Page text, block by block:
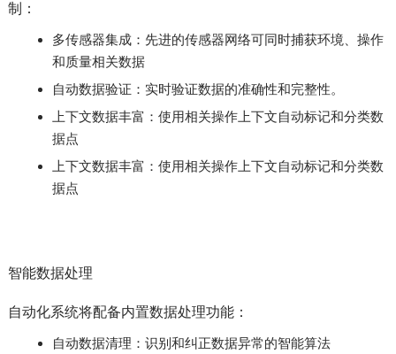
制：
多传感器集成：先进的传感器网络可同时捕获环境、操作
和质量相关数据
自动数据验证：实时验证数据的准确性和完整性。
上下文数据丰富：使用相关操作上下文自动标记和分类数
据点
上下文数据丰富：使用相关操作上下文自动标记和分类数
据点
智能数据处理
自动化系统将配备内置数据处理功能：
自动数据清理：识别和纠正数据异常的智能算法